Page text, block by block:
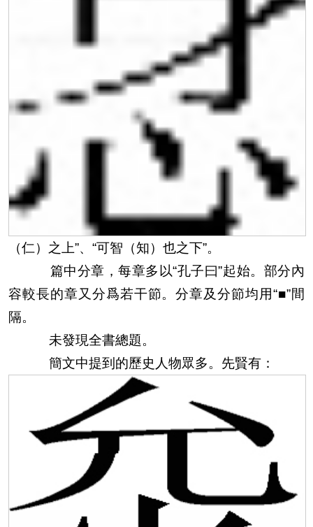
（仁）之上”、“可智（知）也之下”。
篇中分章，每章多以“孔子曰”起始。部分內
容較長的章又分爲若干節。分章及分節均用“■”間
隔。
未發現全書總題。
簡文中提到的歷史人物眾多。先賢有：